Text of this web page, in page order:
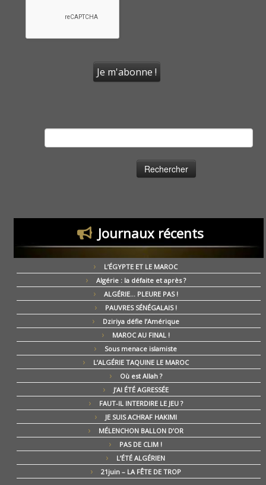
Journaux récents
L’ÉGYPTE ET LE MAROC
Algérie : la défaite et après ?
ALGÉRIE… PLEURE PAS !
PAUVRES SÉNÉGALAIS !
Dziriya défie l’Amérique
MAROC AU FINAL !
Sous menace islamiste
L’ALGÉRIE TAQUINE LE MAROC
Où est Allah ?
J’AI ÉTÉ AGRESSÉE
FAUT-IL INTERDIRE LE JEU ?
JE SUIS ACHRAF HAKIMI
MÉLENCHON BALLON D’OR
PAS DE CLIM !
L’ÉTÉ ALGÉRIEN
21juin – LA FÊTE DE TROP